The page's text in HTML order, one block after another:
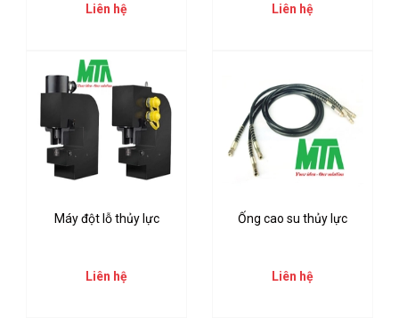
Liên hệ Liên hệ
Máy đột lỗ thủy lực
Liên hệ
Ống cao su thủy lực
Liên hệ